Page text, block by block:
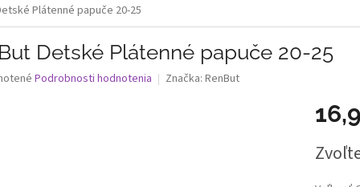
Plátenné papuče 20-25
Detské Plátenné papuče 20-25
Podrobnosti hodnotenia Značka: RenBut
cena: